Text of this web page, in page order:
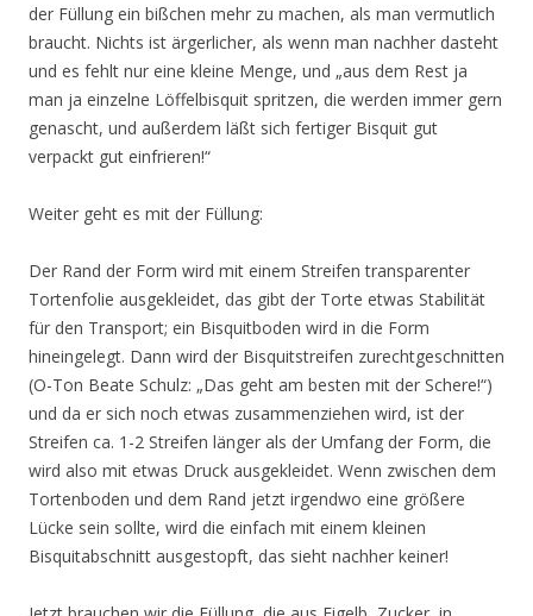
der Füllung ein bißchen mehr zu machen, als man vermutlich
braucht. Nichts ist ärgerlicher, als wenn man nachher dasteht
und es fehlt nur eine kleine Menge, und „aus dem Rest ja
man ja einzelne Löffelbisquit spritzen, die werden immer gern
genascht, und außerdem läßt sich fertiger Bisquit gut
verpackt gut einfrieren!“
Weiter geht es mit der Füllung:
Der Rand der Form wird mit einem Streifen transparenter
Tortenfolie ausgekleidet, das gibt der Torte etwas Stabilität
für den Transport; ein Bisquitboden wird in die Form
hineingelegt. Dann wird der Bisquitstreifen zurechtgeschnitten
(O-Ton Beate Schulz: „Das geht am besten mit der Schere!“)
und da er sich noch etwas zusammenziehen wird, ist der
Streifen ca. 1-2 Streifen länger als der Umfang der Form, die
wird also mit etwas Druck ausgekleidet. Wenn zwischen dem
Tortenboden und dem Rand jetzt irgendwo eine größere
Lücke sein sollte, wird die einfach mit einem kleinen
Bisquitabschnitt ausgestopft, das sieht nachher keiner!